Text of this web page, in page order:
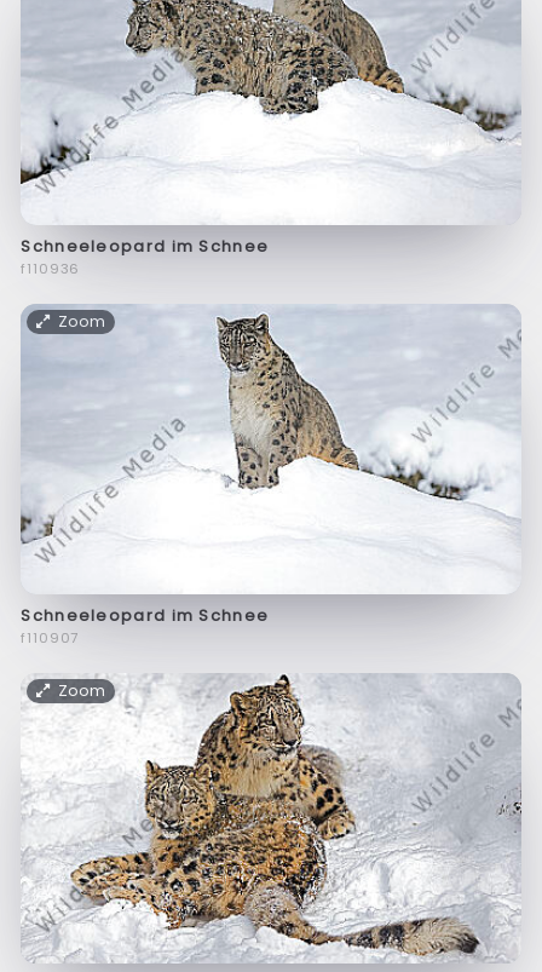
Schneeleopard im Schnee
f110936
Zoom
Schneeleopard im Schnee
f110907
Zoom